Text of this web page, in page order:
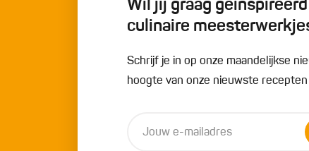
Wil jij graag
culinaire
Schrijf je in op onze maandelijkse
hoogte van onze nieuwste